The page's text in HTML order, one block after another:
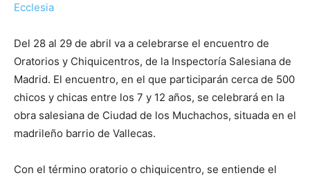
Ecclesia
Del 28 al 29 de abril va a celebrarse el encuentro de
Oratorios y Chiquicentros, de la Inspectoría Salesiana de
Madrid. El encuentro, en el que participarán cerca de 500
chicos y chicas entre los 7 y 12 años, se celebrará en la
obra salesiana de Ciudad de los Muchachos, situada en el
madrileño barrio de Vallecas.
Con el término oratorio o chiquicentro, se entiende el